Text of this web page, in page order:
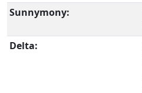
Sunnymony:
Delta: